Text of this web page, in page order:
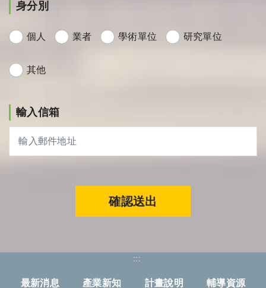
身分別
個人 業者 學術單位 研究單位
其他
輸入信箱
確認送出
:::
最新消息 產業新知 計畫說明 輔導資源